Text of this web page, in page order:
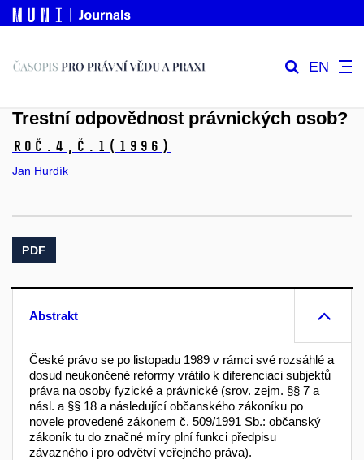
EN
Trestní odpovědnost právnických osob?
Roč.4, č.1 (1996)
Jan Hurdík
PDF
Abstrakt
České právo se po listopadu 1989 v rámci své rozsáhlé a
dosud neukončené reformy vrátilo k diferenciaci subjektů
práva na osoby fyzické a právnické (srov. zejm. §§ 7 a
násl. a §§ 18 a následující občanského zákoníku po
novele provedené zákonem č. 509/1991 Sb.: občanský
zákoník tu do značné míry plní funkci předpisu
závazného i pro odvětví veřejného práva).